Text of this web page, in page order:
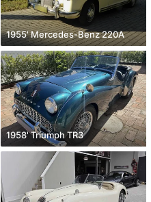
1955' Mercedes-Benz 220A
1958' Triumph TR3